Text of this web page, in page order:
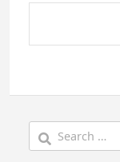
for: